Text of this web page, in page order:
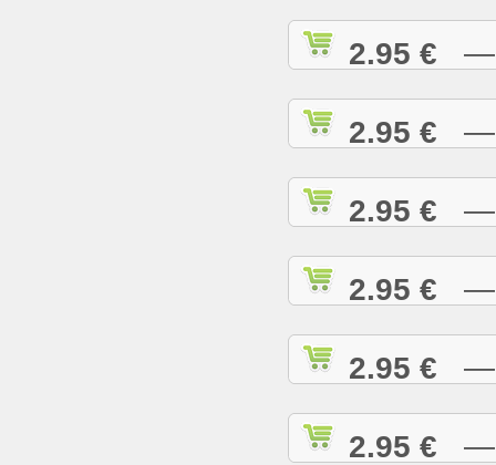
2.95 € —
2.95 € —
2.95 € —
2.95 € —
2.95 € —
2.95 € —